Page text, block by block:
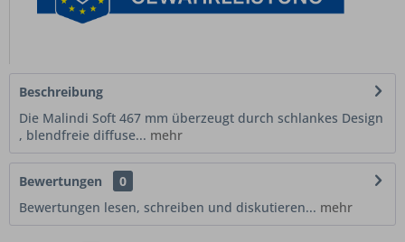
Beschreibung
Die Malindi Soft 467 mm überzeugt durch schlankes Design
, blendfreie diffuse... mehr
Bewertungen
0
Bewertungen lesen, schreiben und diskutieren... mehr